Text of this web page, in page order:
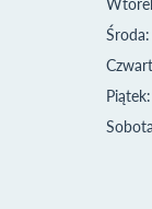
Środa:
Piątek: